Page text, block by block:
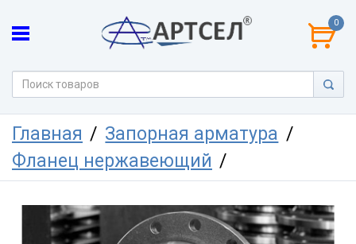
0
Главная
Запорная арматура
Фланец нержавеющий